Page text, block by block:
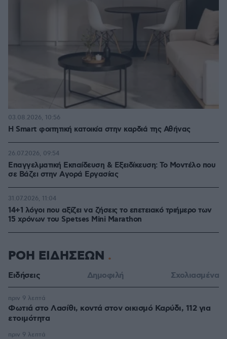
Η Smart φοιτητική κατοικία στην καρδιά της Αθήνας
03.08.2026, 10:56
Επαγγελματική Εκπαίδευση & Εξειδίκευση: Το Mοντέλο που
σε Bάζει στην Aγορά Eργασίας
26.07.2026, 09:54
14+1 λόγοι που αξίζει να ζήσεις το επετειακό τριήμερο των
15 χρόνων του Spetses Mini Marathon
31.07.2026, 11:04
ΡΟΗ ΕΙΔΗΣΕΩΝ
Ειδήσεις Δημοφιλή Σχολιασμένα
Φωτιά στο Λασίθι, κοντά στον οικισμό Καρύδι, 112 για
ετοιμότητα
πριν 9 λεπτά
πριν 9 λεπτά